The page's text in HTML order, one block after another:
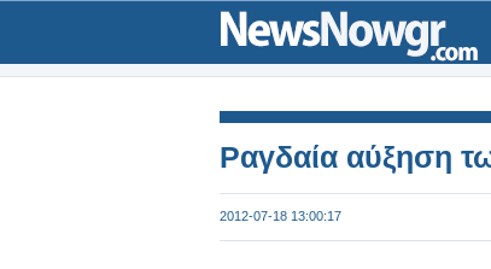
Ραγδαία αύξηση
2012-07-18 13:00:17